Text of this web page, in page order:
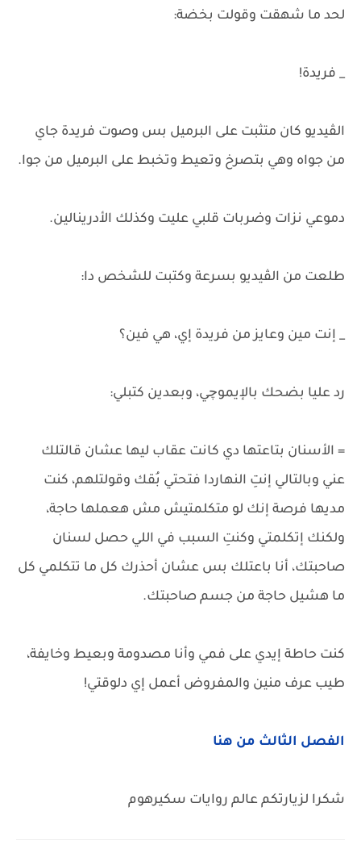
لحد ما شهقت وقولت بخضة:
_ فريدة!
الڤيديو كان متثبت على البرميل بس وصوت فريدة جاي
من جواه وهي بتصرخ وتعيط وتخبط على البرميل من جوا.
دموعي نزات وضربات قلبي عليت وكذلك الأدرينالين.
طلعت من الڤيديو بسرعة وكتبت للشخص دا:
_ إنت مين وعايز من فريدة إي، هي فين؟
رد عليا بضحك بالإيموچي، وبعدين كتبلي:
= الأسنان بتاعتها دي كانت عقاب ليها عشان قالتلك
عني وبالتالي إنتِ النهاردا فتحتي بُقك وقولتلهم، كنت
مديها فرصة إنك لو متكلمتيش مش هعملها حاجة،
ولكنك إتكلمتي وكنتِ السبب في اللي حصل لسنان
صاحبتك، أنا باعتلك بس عشان أحذرك كل ما تتكلمي كل
ما هشيل حاجة من جسم صاحبتك.
كنت حاطة إيدي على فمي وأنا مصدومة وبعيط وخايفة،
طيب عرف منين والمفروض أعمل إي دلوقتي!
الفصل الثالث من هنا
شكرا لزيارتكم عالم روايات سكيرهوم